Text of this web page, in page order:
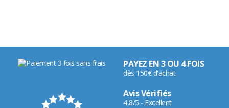
PAYEZ EN 3 OU 4 FOIS
dès 150€ d'achat
Avis Vérifiés
4,8/5 - Excellent